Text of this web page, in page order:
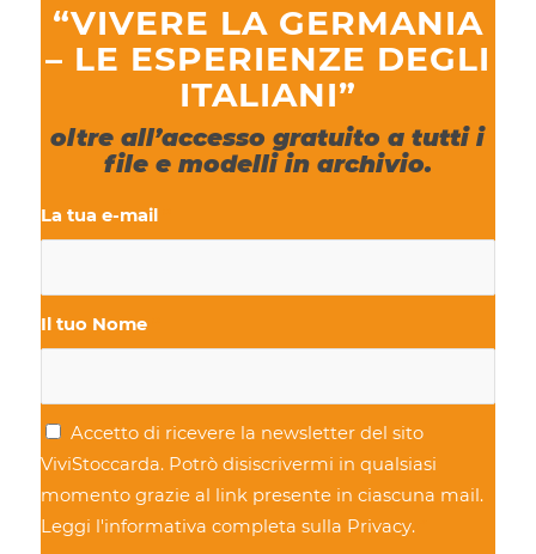
“VIVERE LA GERMANIA
– LE ESPERIENZE DEGLI
ITALIANI”
oltre all’accesso gratuito a tutti i
file e modelli in archivio.
La tua e-mail
Il tuo Nome
Accetto di ricevere la newsletter del sito
ViviStoccarda. Potrò disiscrivermi in qualsiasi
momento grazie al link presente in ciascuna mail.
Leggi l'informativa completa sulla Privacy.